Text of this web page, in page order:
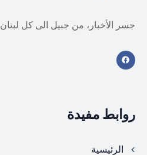
جسر الأخبار، من جبيل الى كل لبنان
روابط مفيدة
الرئيسية